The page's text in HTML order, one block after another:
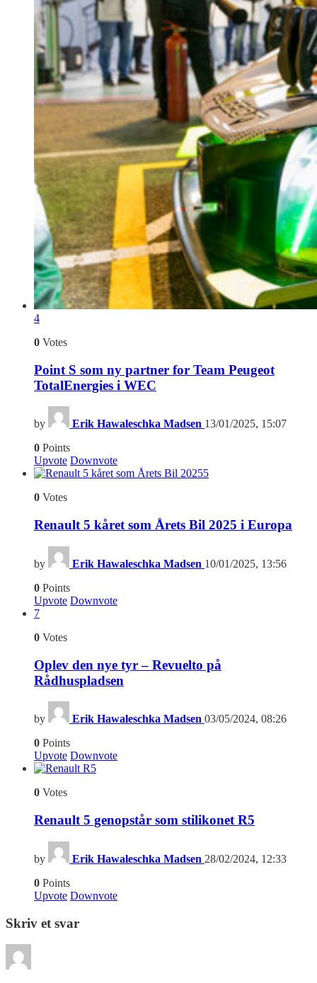
4
0 Votes
Point S som ny partner for Team Peugeot
TotalEnergies i WEC
by Erik Hawaleschka Madsen 13/01/2025, 15:07
0 Points
Upvote Downvote
5
0 Votes
Renault 5 kåret som Årets Bil 2025 i Europa
by Erik Hawaleschka Madsen 10/01/2025, 13:56
0 Points
Upvote Downvote
7
0 Votes
Oplev den nye tyr – Revuelto på
Rådhuspladsen
by Erik Hawaleschka Madsen 03/05/2024, 08:26
0 Points
Upvote Downvote
0 Votes
Renault 5 genopstår som stilikonet R5
by Erik Hawaleschka Madsen 28/02/2024, 12:33
0 Points
Upvote Downvote
Skriv et svar